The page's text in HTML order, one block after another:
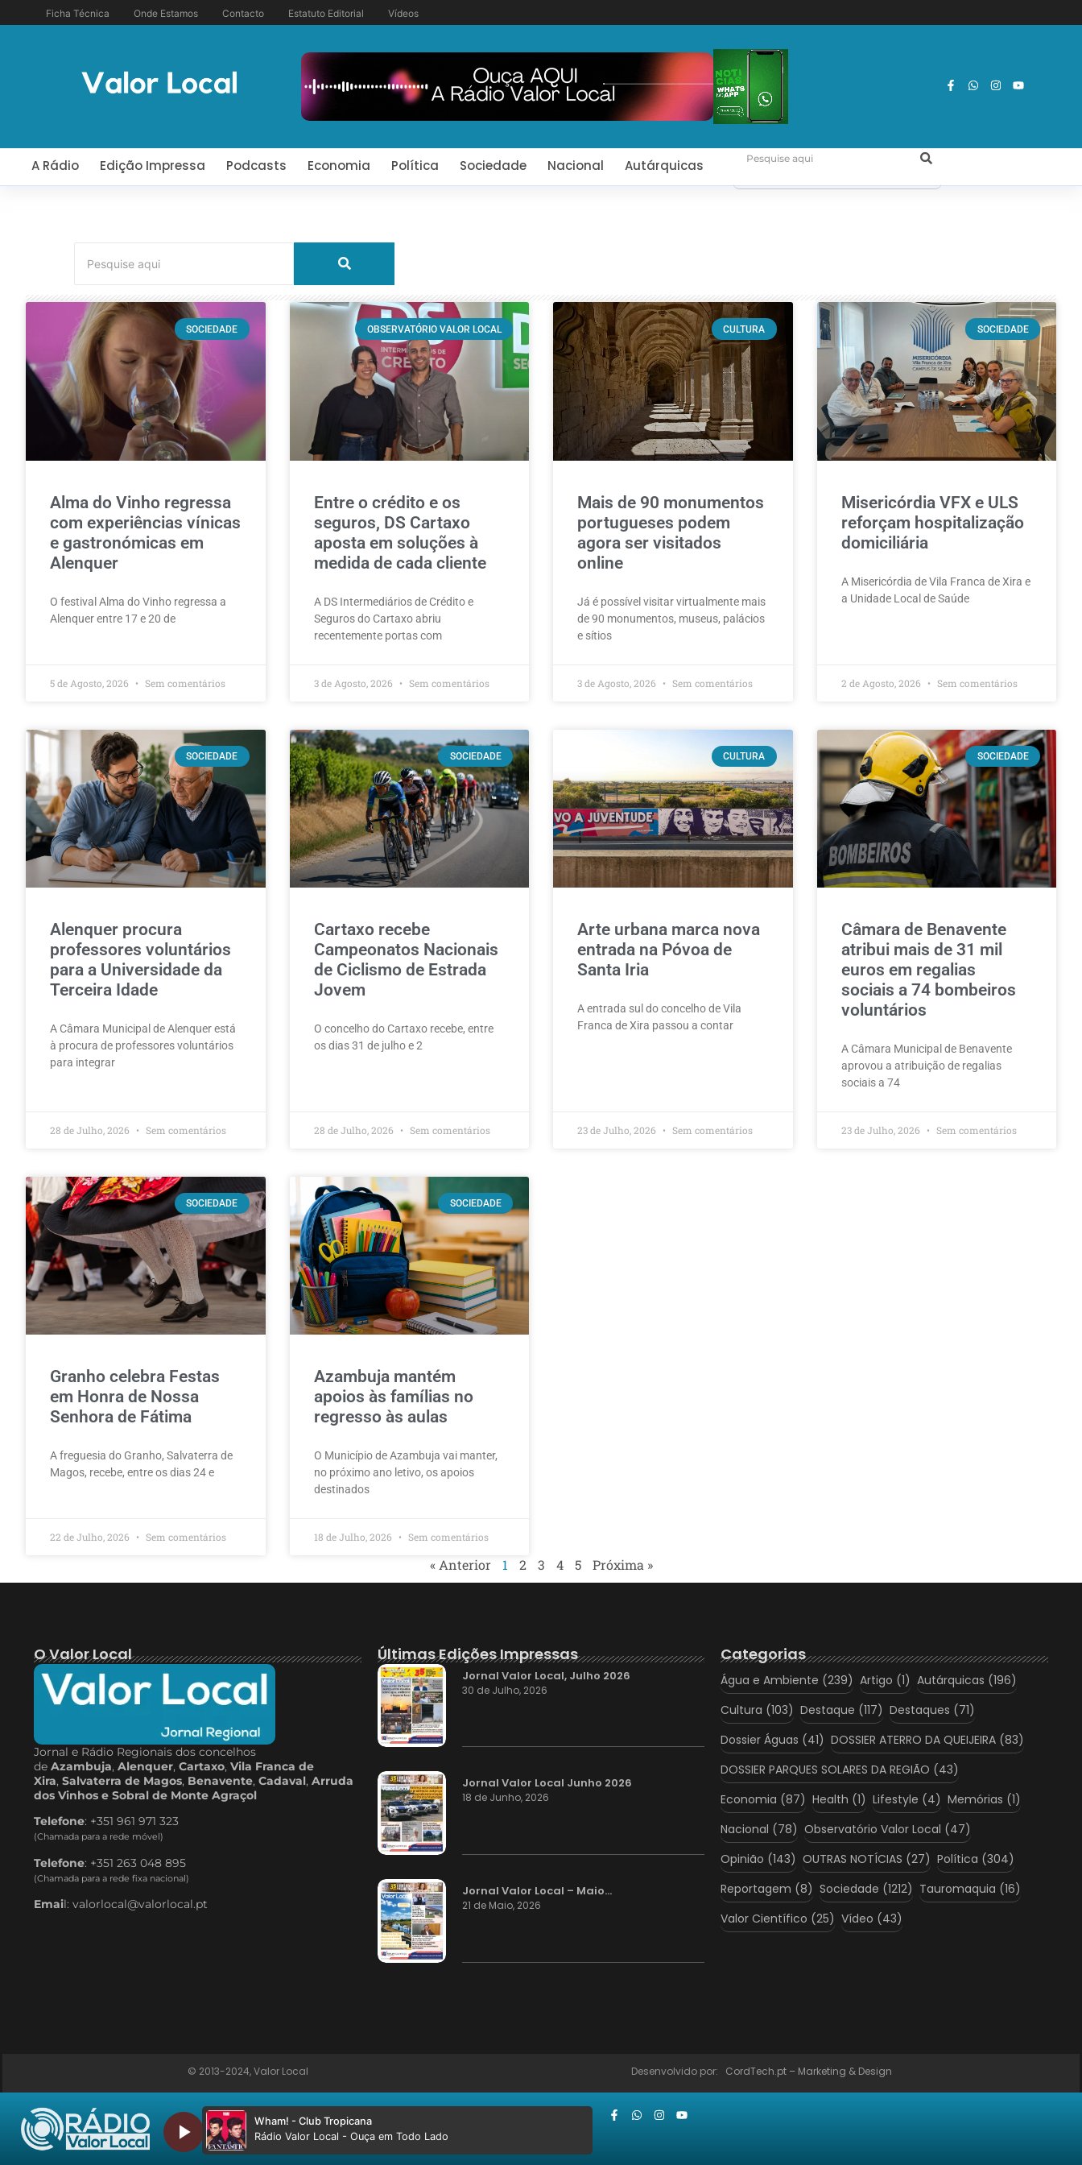
Ficha Técnica Onde Estamos Contacto Estatuto Editorial Vídeos
A Rádio Edição Impressa Podcasts Economia Política Sociedade Nacional Autárquicas
Wham! - Club Tropicana
Rádio Valor Local - Ouça em Todo Lado
SOCIEDADE
Alma do Vinho regressa
com experiências vínicas
e gastronómicas em
Alenquer
O festival Alma do Vinho regressa a
Alenquer entre 17 e 20 de
5 de Agosto, 2026 Sem comentários
OBSERVATÓRIO VALOR LOCAL
Entre o crédito e os
seguros, DS Cartaxo
aposta em soluções à
medida de cada cliente
A DS Intermediários de Crédito e
Seguros do Cartaxo abriu
recentemente portas com
3 de Agosto, 2026 Sem comentários
CULTURA
Mais de 90 monumentos
portugueses podem
agora ser visitados
online
Já é possível visitar virtualmente mais
de 90 monumentos, museus, palácios
e sítios
3 de Agosto, 2026 Sem comentários
SOCIEDADE
Misericórdia VFX e ULS
reforçam hospitalização
domiciliária
A Misericórdia de Vila Franca de Xira e
a Unidade Local de Saúde
2 de Agosto, 2026 Sem comentários
SOCIEDADE
Alenquer procura
professores voluntários
para a Universidade da
Terceira Idade
A Câmara Municipal de Alenquer está
à procura de professores voluntários
para integrar
28 de Julho, 2026 Sem comentários
SOCIEDADE
Cartaxo recebe
Campeonatos Nacionais
de Ciclismo de Estrada
Jovem
O concelho do Cartaxo recebe, entre
os dias 31 de julho e 2
28 de Julho, 2026 Sem comentários
CULTURA
Arte urbana marca nova
entrada na Póvoa de
Santa Iria
A entrada sul do concelho de Vila
Franca de Xira passou a contar
23 de Julho, 2026 Sem comentários
SOCIEDADE
Câmara de Benavente
atribui mais de 31 mil
euros em regalias
sociais a 74 bombeiros
voluntários
A Câmara Municipal de Benavente
aprovou a atribuição de regalias
sociais a 74
23 de Julho, 2026 Sem comentários
SOCIEDADE
Granho celebra Festas
em Honra de Nossa
Senhora de Fátima
A freguesia do Granho, Salvaterra de
Magos, recebe, entre os dias 24 e
22 de Julho, 2026 Sem comentários
SOCIEDADE
Azambuja mantém
apoios às famílias no
regresso às aulas
O Município de Azambuja vai manter,
no próximo ano letivo, os apoios
destinados
18 de Julho, 2026 Sem comentários
« Anterior 1 2 3 4 5 Próxima »
O Valor Local
Jornal e Rádio Regionais dos concelhos
de Azambuja, Alenquer, Cartaxo, Vila Franca de
Xira, Salvaterra de Magos, Benavente, Cadaval, Arruda
dos Vinhos e Sobral de Monte Agraçol
Telefone: +351 961 971 323
(Chamada para a rede móvel)
Telefone: +351 263 048 895
(Chamada para a rede fixa nacional)
Email: valorlocal@valorlocal.pt
Últimas Edições Impressas
Jornal Valor Local, Julho 2026
30 de Julho, 2026
Jornal Valor Local Junho 2026
18 de Junho, 2026
Jornal Valor Local – Maio…
21 de Maio, 2026
Categorias
Água e Ambiente (239) Artigo (1) Autárquicas (196)
Cultura (103) Destaque (117) Destaques (71)
Dossier Águas (41) DOSSIER ATERRO DA QUEIJEIRA (83)
DOSSIER PARQUES SOLARES DA REGIÃO (43)
Economia (87) Health (1) Lifestyle (4) Memórias (1)
Nacional (78) Observatório Valor Local (47)
Opinião (143) OUTRAS NOTÍCIAS (27) Política (304)
Reportagem (8) Sociedade (1212) Tauromaquia (16)
Valor Científico (25) Vídeo (43)
© 2013-2024, Valor Local Desenvolvido por: CordTech.pt – Marketing & Design